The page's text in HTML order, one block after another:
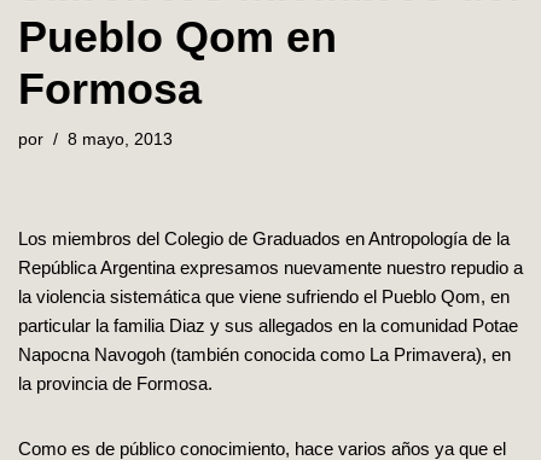
Pueblo Qom en
Formosa
por 8 mayo, 2013
Los miembros del Colegio de Graduados en Antropología de la
República Argentina expresamos nuevamente nuestro repudio a
la violencia sistemática que viene sufriendo el Pueblo Qom, en
particular la familia Diaz y sus allegados en la comunidad Potae
Napocna Navogoh (también conocida como La Primavera), en
la provincia de Formosa.
Como es de público conocimiento, hace varios años ya que el